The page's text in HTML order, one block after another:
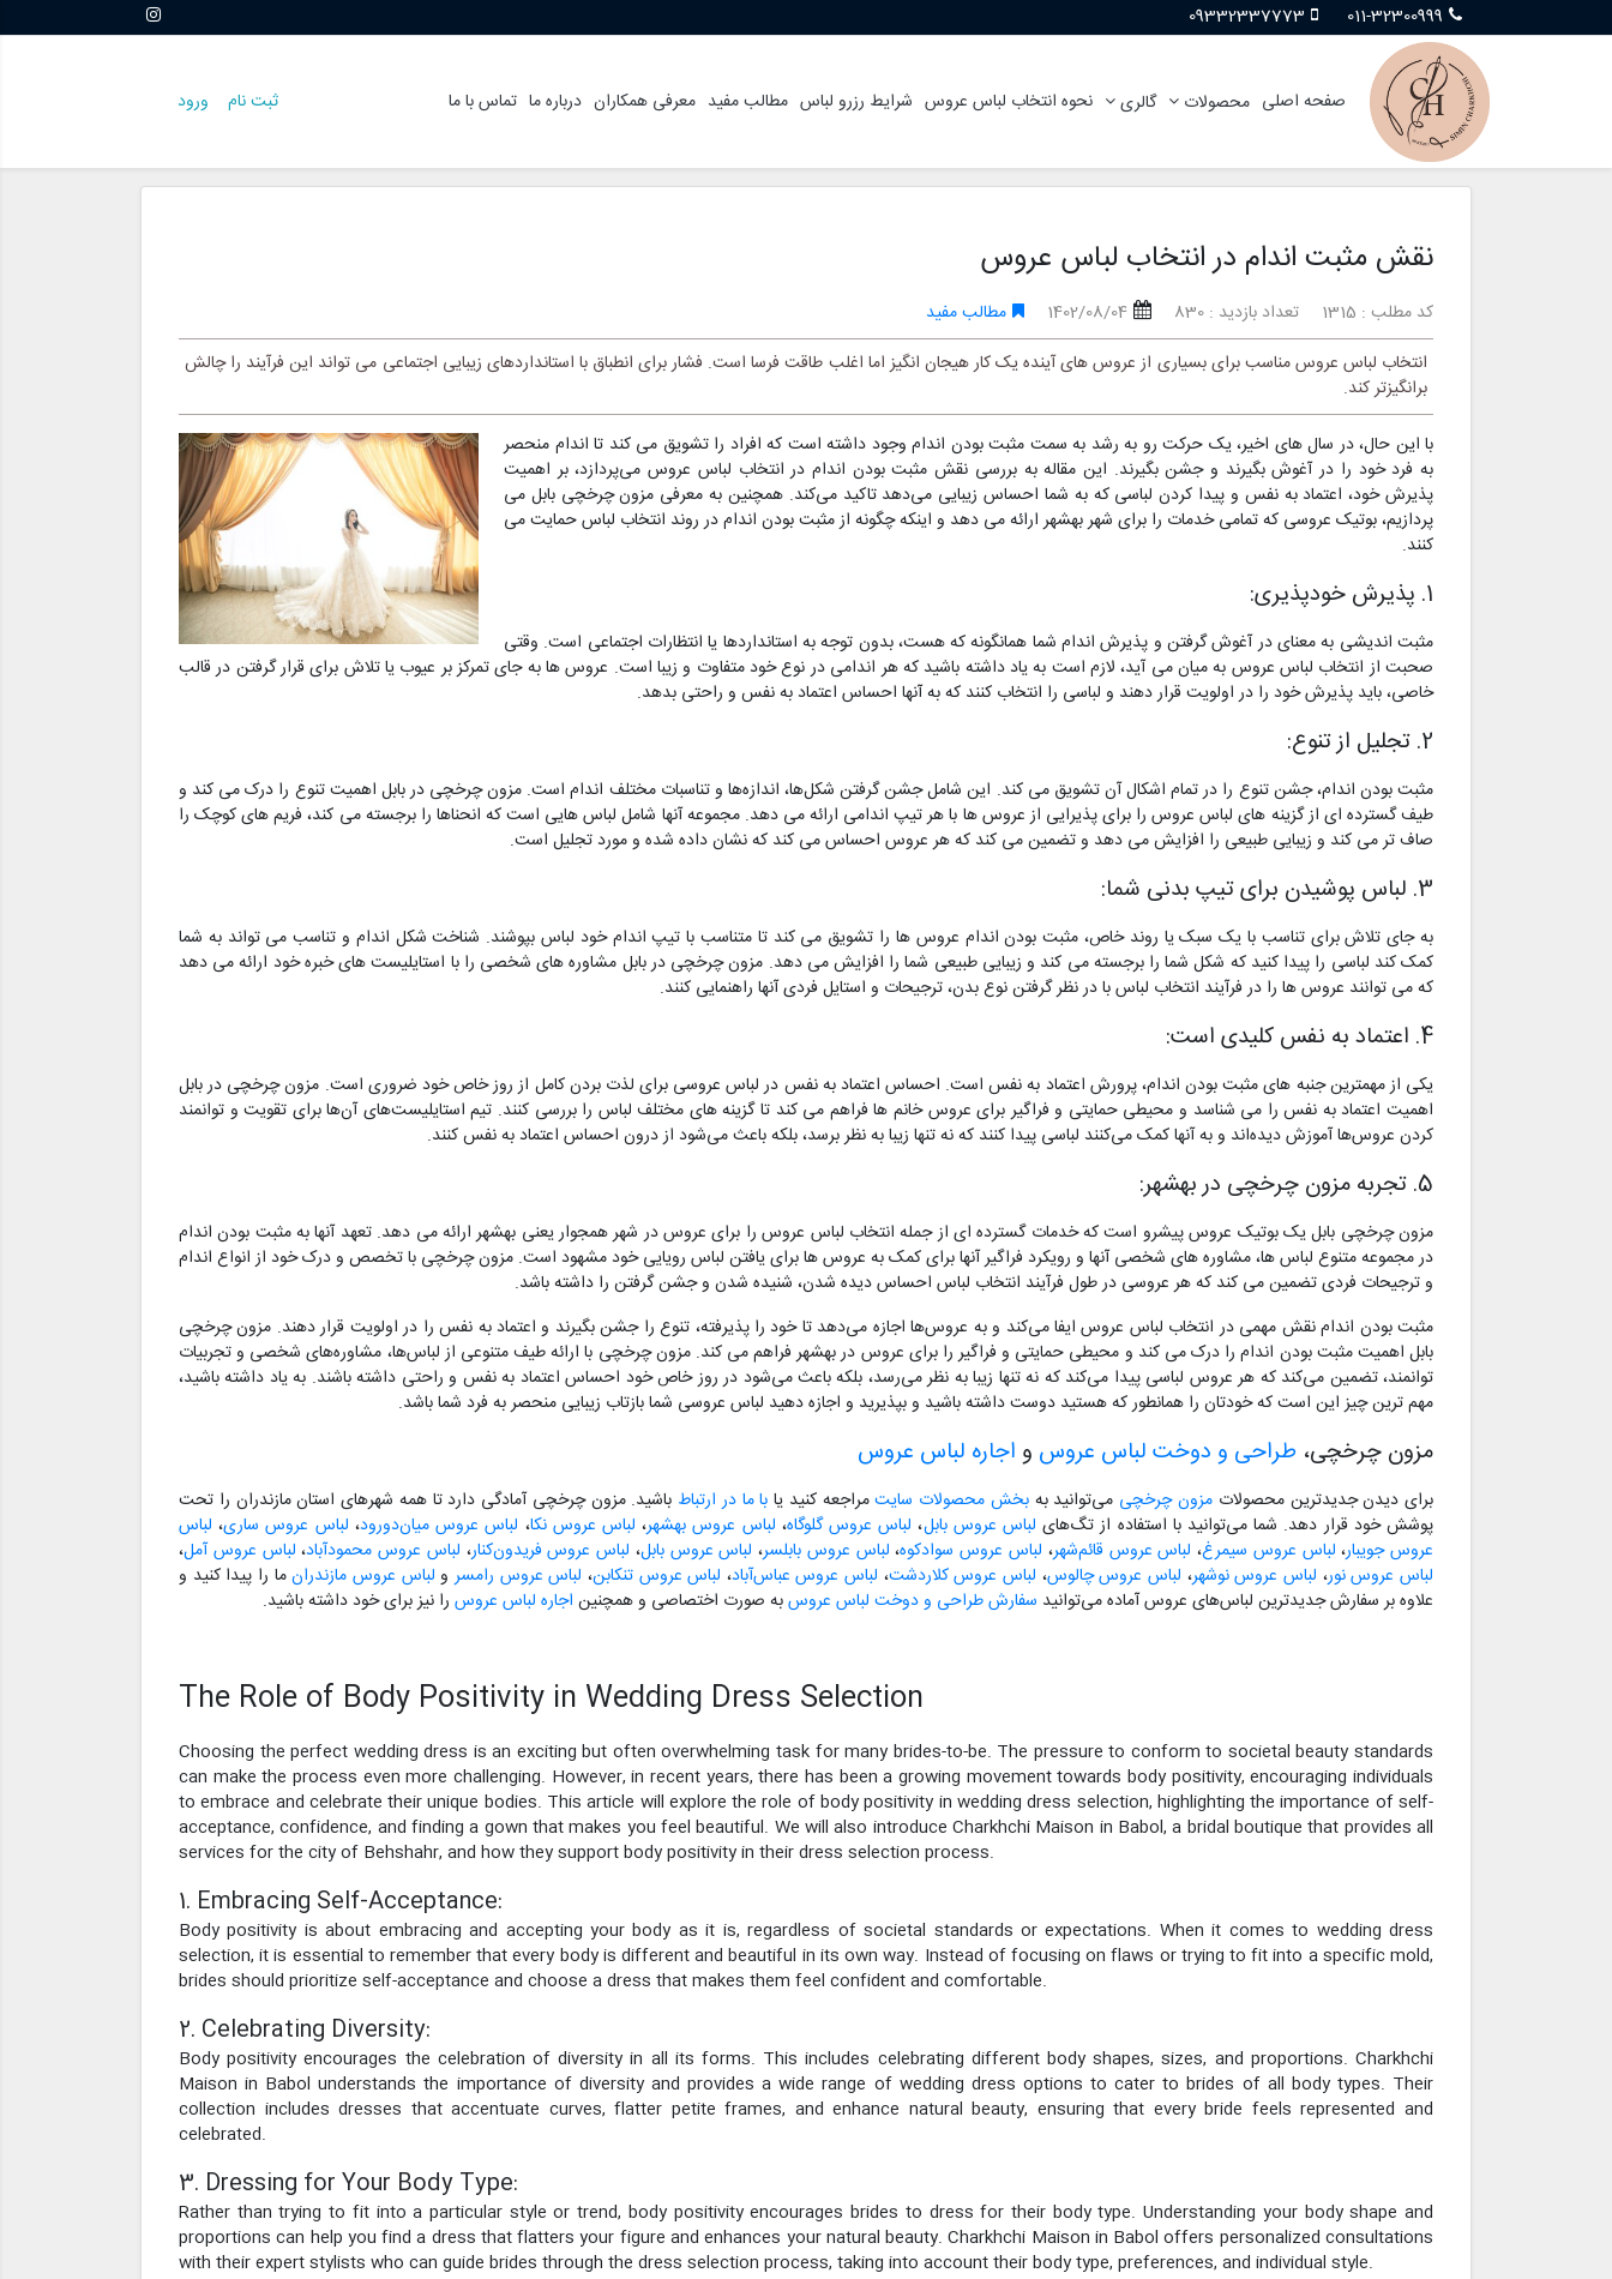
011-32300999
09332337773
ثبت نام ورود صفحه اصلی محصولات گالری نحوه انتخاب لباس عروس شرایط رزرو لباس مطالب مفید معرفی همکاران درباره ما تماس با ما
نقش مثبت اندام در انتخاب لباس عروس
کد مطلب : 1315 تعداد بازدید : 830 1402/08/04
مطالب مفید
انتخاب لباس عروس مناسب برای بسیاری از عروس های آینده یک کار هیجان انگیز اما اغلب طاقت فرسا است. فشار برای انطباق با استانداردهای زیبایی اجتماعی می تواند این فرآیند را چالش
برانگیزتر کند.
با این حال، در سال های اخیر، یک حرکت رو به رشد به سمت مثبت بودن اندام وجود داشته است که افراد را تشویق می کند تا اندام منحصر
به فرد خود را در آغوش بگیرند و جشن بگیرند. این مقاله به بررسی نقش مثبت بودن اندام در انتخاب لباس عروس می‌پردازد، بر اهمیت
پذیرش خود، اعتماد به نفس و پیدا کردن لباسی که به شما احساس زیبایی می‌دهد تاکید می‌کند. همچنین به معرفی مزون چرخچی بابل می
پردازیم، بوتیک عروسی که تمامی خدمات را برای شهر بهشهر ارائه می دهد و اینکه چگونه از مثبت بودن اندام در روند انتخاب لباس حمایت می
کنند.
1. پذیرش خودپذیری:
مثبت اندیشی به معنای در آغوش گرفتن و پذیرش اندام شما همانگونه که هست، بدون توجه به استانداردها یا انتظارات اجتماعی است. وقتی
صحبت از انتخاب لباس عروس به میان می آید، لازم است به یاد داشته باشید که هر اندامی در نوع خود متفاوت و زیبا است. عروس ها به جای تمرکز بر عیوب یا تلاش برای قرار گرفتن در قالب
خاصی، باید پذیرش خود را در اولویت قرار دهند و لباسی را انتخاب کنند که به آنها احساس اعتماد به نفس و راحتی بدهد.
2. تجلیل از تنوع:
مثبت بودن اندام، جشن تنوع را در تمام اشکال آن تشویق می کند. این شامل جشن گرفتن شکل‌ها، اندازه‌ها و تناسبات مختلف اندام است. مزون چرخچی در بابل اهمیت تنوع را درک می کند و
طیف گسترده ای از گزینه های لباس عروس را برای پذیرایی از عروس ها با هر تیپ اندامی ارائه می دهد. مجموعه آنها شامل لباس هایی است که انحناها را برجسته می کند، فریم های کوچک را
صاف تر می کند و زیبایی طبیعی را افزایش می دهد و تضمین می کند که هر عروس احساس می کند که نشان داده شده و مورد تجلیل است.
3. لباس پوشیدن برای تیپ بدنی شما:
به جای تلاش برای تناسب با یک سبک یا روند خاص، مثبت بودن اندام عروس ها را تشویق می کند تا متناسب با تیپ اندام خود لباس بپوشند. شناخت شکل اندام و تناسب می تواند به شما
کمک کند لباسی را پیدا کنید که شکل شما را برجسته می کند و زیبایی طبیعی شما را افزایش می دهد. مزون چرخچی در بابل مشاوره های شخصی را با استایلیست های خبره خود ارائه می دهد
که می توانند عروس ها را در فرآیند انتخاب لباس با در نظر گرفتن نوع بدن، ترجیحات و استایل فردی آنها راهنمایی کنند.
4. اعتماد به نفس کلیدی است:
یکی از مهمترین جنبه های مثبت بودن اندام، پرورش اعتماد به نفس است. احساس اعتماد به نفس در لباس عروسی برای لذت بردن کامل از روز خاص خود ضروری است. مزون چرخچی در بابل
اهمیت اعتماد به نفس را می شناسد و محیطی حمایتی و فراگیر برای عروس خانم ها فراهم می کند تا گزینه های مختلف لباس را بررسی کنند. تیم استایلیست‌های آن‌ها برای تقویت و توانمند
کردن عروس‌ها آموزش دیده‌اند و به آنها کمک می‌کنند لباسی پیدا کنند که نه تنها زیبا به نظر برسد، بلکه باعث می‌شود از درون احساس اعتماد به نفس کنند.
5. تجربه مزون چرخچی در بهشهر:
مزون چرخچی بابل یک بوتیک عروس پیشرو است که خدمات گسترده ای از جمله انتخاب لباس عروس را برای عروس در شهر همجوار یعنی بهشهر ارائه می دهد. تعهد آنها به مثبت بودن اندام
در مجموعه متنوع لباس ها، مشاوره های شخصی آنها و رویکرد فراگیر آنها برای کمک به عروس ها برای یافتن لباس رویایی خود مشهود است. مزون چرخچی با تخصص و درک خود از انواع اندام
و ترجیحات فردی تضمین می کند که هر عروسی در طول فرآیند انتخاب لباس احساس دیده شدن، شنیده شدن و جشن گرفتن را داشته باشد.
مثبت بودن اندام نقش مهمی در انتخاب لباس عروس ایفا می‌کند و به عروس‌ها اجازه می‌دهد تا خود را پذیرفته، تنوع را جشن بگیرند و اعتماد به نفس را در اولویت قرار دهند. مزون چرخچی
بابل اهمیت مثبت بودن اندام را درک می کند و محیطی حمایتی و فراگیر را برای عروس در بهشهر فراهم می کند. مزون چرخچی با ارائه طیف متنوعی از لباس‌ها، مشاوره‌های شخصی و تجربیات
توانمند، تضمین می‌کند که هر عروس لباسی پیدا می‌کند که نه تنها زیبا به نظر می‌رسد، بلکه باعث می‌شود در روز خاص خود احساس اعتماد به نفس و راحتی داشته باشند. به یاد داشته باشید،
مهم ترین چیز این است که خودتان را همانطور که هستید دوست داشته باشید و بپذیرید و اجازه دهید لباس عروسی شما بازتاب زیبایی منحصر به فرد شما باشد.
مزون چرخچی، طراحی و دوخت لباس عروس و اجاره لباس عروس
برای دیدن جدیدترین محصولات مزون چرخچی می‌توانید بهبخش محصولات سایتمراجعه کنید یا با ما در ارتباط باشید. مزون چرخچی آمادگی دارد تا همه شهرهای استان مازندران را تحت
پوشش خود قرار دهد. شما می‌توانید با استفاده از تگ‌های لباس عروس بابل، لباس عروس گلوگاه، لباس عروس بهشهر، لباس عروس نکا، لباس عروس میان‌دورود، لباس عروس ساری، لباس
عروس جویبار، لباس عروس سیمرغ، لباس عروس قائم‌شهر، لباس عروس سوادکوه، لباس عروس بابلسر، لباس عروس بابل، لباس عروس فریدون‌کنار، لباس عروس محمودآباد، لباس عروس آمل،
لباس عروس نور، لباس عروس نوشهر، لباس عروس چالوس، لباس عروس کلاردشت، لباس عروس عباس‌آباد، لباس عروس تنکابن، لباس عروس رامسرو لباس عروس مازندرانما را پیدا کنید و
علاوه بر سفارش جدیدترین لباس‌های عروس آماده می‌توانید سفارش طراحی و دوخت لباس عروسبه صورت اختصاصی و همچنین اجاره لباس عروس را نیز برای خود داشته باشید.
The Role of Body Positivity in Wedding Dress Selection
Choosing the perfect wedding dress is an exciting but often overwhelming task for many brides-to-be. The pressure to conform to societal beauty standards
can make the process even more challenging. However, in recent years, there has been a growing movement towards body positivity, encouraging individuals
to embrace and celebrate their unique bodies. This article will explore the role of body positivity in wedding dress selection, highlighting the importance of self-
acceptance, confidence, and finding a gown that makes you feel beautiful. We will also introduce Charkhchi Maison in Babol, a bridal boutique that provides all
services for the city of Behshahr, and how they support body positivity in their dress selection process.
1. Embracing Self-Acceptance:
Body positivity is about embracing and accepting your body as it is, regardless of societal standards or expectations. When it comes to wedding dress
selection, it is essential to remember that every body is different and beautiful in its own way. Instead of focusing on flaws or trying to fit into a specific mold,
brides should prioritize self-acceptance and choose a dress that makes them feel confident and comfortable.
2. Celebrating Diversity:
Body positivity encourages the celebration of diversity in all its forms. This includes celebrating different body shapes, sizes, and proportions. Charkhchi
Maison in Babol understands the importance of diversity and provides a wide range of wedding dress options to cater to brides of all body types. Their
collection includes dresses that accentuate curves, flatter petite frames, and enhance natural beauty, ensuring that every bride feels represented and
celebrated.
3. Dressing for Your Body Type:
Rather than trying to fit into a particular style or trend, body positivity encourages brides to dress for their body type. Understanding your body shape and
proportions can help you find a dress that flatters your figure and enhances your natural beauty. Charkhchi Maison in Babol offers personalized consultations
with their expert stylists who can guide brides through the dress selection process, taking into account their body type, preferences, and individual style.